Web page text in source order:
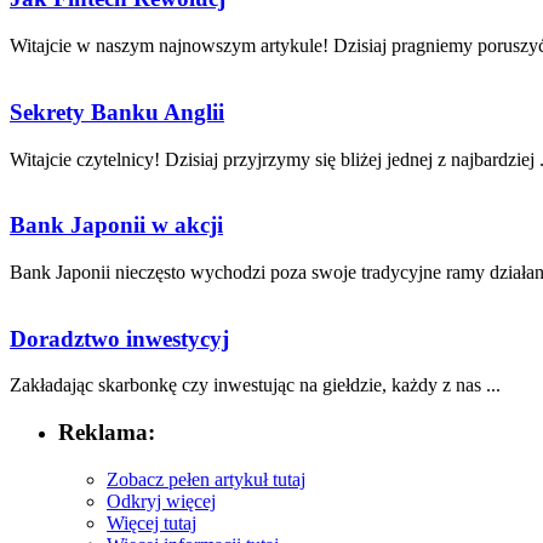
Witajcie w naszym najnowszym artykule! Dzisiaj pragniemy
Sekrety Banku Anglii
Witajcie czytelnicy! Dzisiaj przyjrzymy się bliżej jednej⁣ z najbardziej
Bank Japonii w akcji
Bank Japonii⁣ nieczęsto wychodzi poza swoje‍ tradycyjne ramy‍
Doradztwo inwestycyj
Zakładając skarbonkę czy inwestując na ‍giełdzie, każdy ⁤z nas ...
Reklama:
Zobacz pełen artykuł tutaj
Odkryj więcej
Więcej tutaj